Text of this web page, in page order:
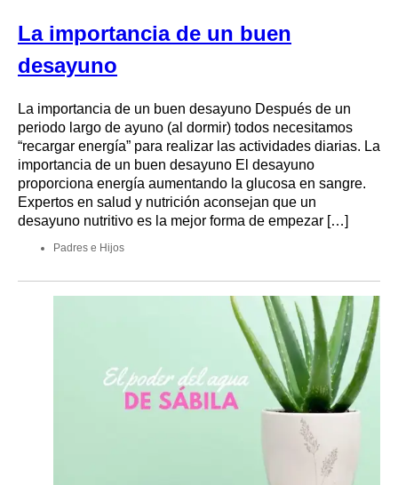
La importancia de un buen
desayuno
La importancia de un buen desayuno Después de un
periodo largo de ayuno (al dormir) todos necesitamos
“recargar energía” para realizar las actividades diarias. La
importancia de un buen desayuno El desayuno
proporciona energía aumentando la glucosa en sangre.
Expertos en salud y nutrición aconsejan que un
desayuno nutritivo es la mejor forma de empezar […]
Padres e Hijos